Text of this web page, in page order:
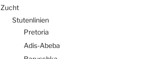
Zucht
Stutenlinien
Pretoria
Adis-Abeba